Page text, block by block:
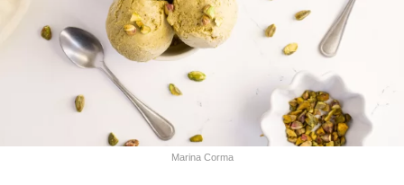
Marina Corma